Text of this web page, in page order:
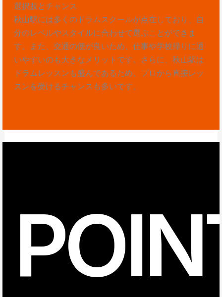
選択肢とチャンス
秋山駅には多くのドラムスクールが点在しており、自
分のレベルやスタイルに合わせて選ぶことができま
す。また、交通の便が良いため、仕事や学校帰りに通
いやすいのも大きなメリットです。さらに、秋山駅は
ドラムレッスンも盛んであるため、プロから直接レッ
スンを受けるチャンスも多いです。